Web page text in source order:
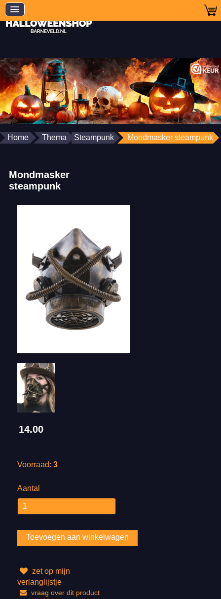
Home Thema Steampunk Mondmasker steampunk
Mondmasker
steampunk
14.00
Voorraad: 3
Aantal
zet op mijn
verlanglijstje
vraag over dit product